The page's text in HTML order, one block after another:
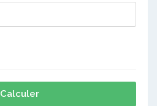
Calculer